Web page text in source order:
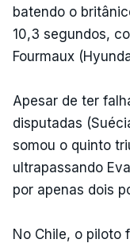
batendo o
10,3 segundos,
Fourmaux
Apesar de ter
disputadas
somou o quinto
ultrapassando
por apenas dois
No Chile, o piloto